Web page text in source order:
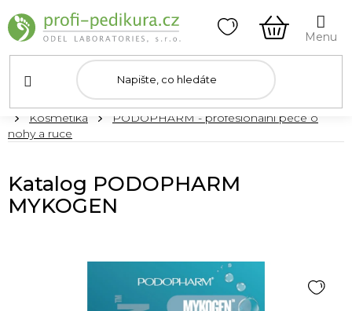
na
obsah
NÁKUPNÍ
KOŠÍK
DomůKosmetika
PODOPHARM - profesionální péče o
nohy a ruce
Katalog PODOPHARM
MYKOGEN